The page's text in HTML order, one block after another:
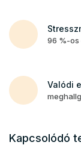
96 %-os
Valódi
Kapcsolódó